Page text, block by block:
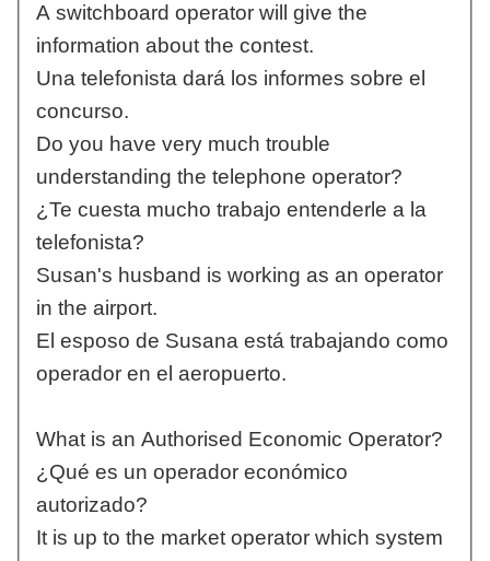
A switchboard operator will give the
information about the contest.
Una telefonista dará los informes sobre el
concurso.
Do you have very much trouble
understanding the telephone operator?
¿Te cuesta mucho trabajo entenderle a la
telefonista?
Susan's husband is working as an operator
in the airport.
El esposo de Susana está trabajando como
operador en el aeropuerto.
What is an Authorised Economic Operator?
¿Qué es un operador económico
autorizado?
It is up to the market operator which system